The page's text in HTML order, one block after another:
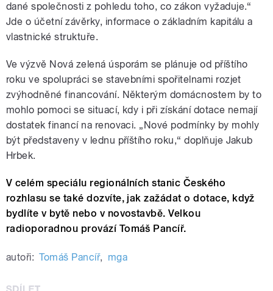
dané společnosti z pohledu toho, co zákon vyžaduje.“
Jde o účetní závěrky, informace o základním kapitálu a
vlastnické struktuře.
Ve výzvě Nová zelená úsporám se plánuje od příštího
roku ve spolupráci se stavebními spořitelnami rozjet
zvýhodněné financování. Některým domácnostem by to
mohlo pomoci se situací, kdy i při získání dotace nemají
dostatek financí na renovaci. „Nové podmínky by mohly
být představeny v lednu příštího roku,“ doplňuje Jakub
Hrbek.
V celém speciálu regionálních stanic Českého
rozhlasu se také dozvíte, jak zažádat o dotace, když
bydlíte v bytě nebo v novostavbě. Velkou
radioporadnou provází Tomáš Pancíř.
autoři: Tomáš Pancíř, mga